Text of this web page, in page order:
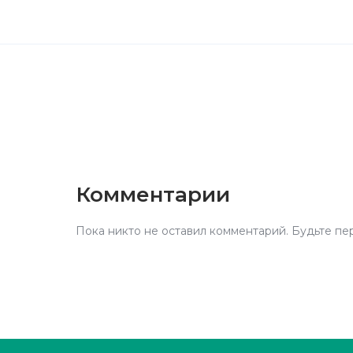
Комментарии
Пока никто не оставил комментарий. Будьте